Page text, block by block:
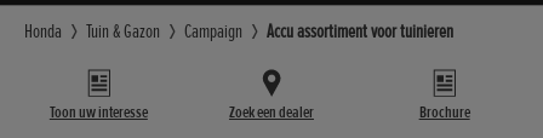
Honda Tuin & Gazon Campaign Accu assortiment voor tuinieren
Toon uw interesse Zoek een dealer Brochure